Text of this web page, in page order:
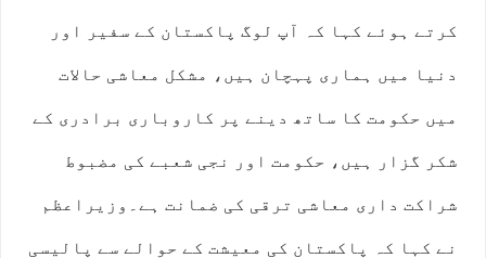
کرتے ہوئے کہا کہ آپ لوگ پاکستان کے سفیر اور
دنیا میں ہماری پہچان ہیں، مشکل معاشی حالات
میں حکومت کا ساتھ دینے پر کاروباری برادری کے
شکر گزار ہیں، حکومت اور نجی شعبے کی مضبوط
شراکت داری معاشی ترقی کی ضمانت ہے۔وزیراعظم
نے کہا کہ پاکستان کی معیشت کے حوالے سے پالیسی